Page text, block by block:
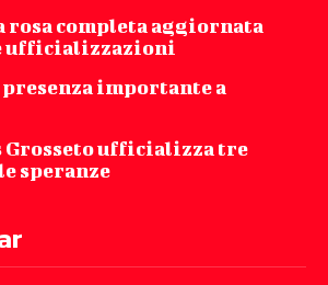
rosa completa aggiornata
ufficializzazioni
importante a
Grosseto ufficializza tre
speranze